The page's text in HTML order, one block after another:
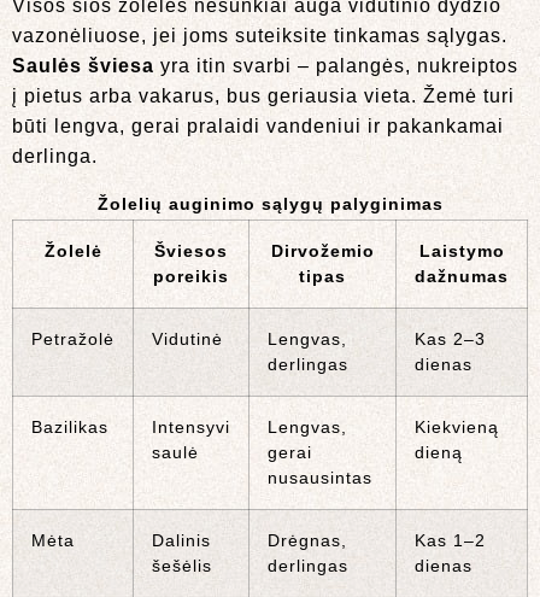
Visos šios žolelės nesunkiai auga vidutinio dydžio
vazonėliuose, jei joms suteiksite tinkamas sąlygas.
Saulės šviesa yra itin svarbi – palangės, nukreiptos
į pietus arba vakarus, bus geriausia vieta. Žemė turi
būti lengva, gerai pralaidi vandeniui ir pakankamai
derlinga.
Žolelių auginimo sąlygų palyginimas
Žolelė
Šviesos
poreikis
Dirvožemio
tipas
Laistymo
dažnumas
Petražolė Vidutinė
Lengvas,
derlingas
Kas 2–3
dienas
Bazilikas
Intensyvi
saulė
Lengvas,
gerai
nusausintas
Kiekvieną
dieną
Mėta
Dalinis
šešėlis
Drėgnas,
derlingas
Kas 1–2
dienas